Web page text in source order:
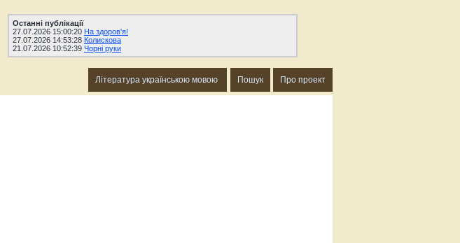
Останні публікації
27.07.2026 15:00:20 На здоров'я!
27.07.2026 14:53:28 Колискова
21.07.2026 10:52:39 Чорні руки
Література українською мовою Пошук Про проект